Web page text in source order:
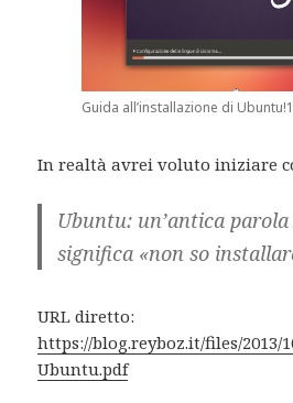
Guida all’installazione di
In realtà avrei voluto iniziare
Ubuntu: un’antica
significa «non so
URL diretto:
https://blog.reyboz.it/files/
Ubuntu.pdf